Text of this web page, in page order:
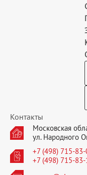
Контакты
Московская
ул. Народного
+7 (498) 715-83-
+7 (498) 715-